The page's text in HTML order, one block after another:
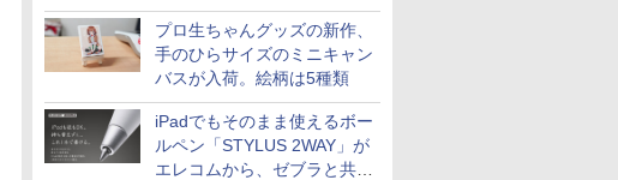
30cm/50cm/1mの3種類
プロ生ちゃんグッズの新作、
手のひらサイズのミニキャン
バスが入荷。絵柄は5種類
iPadでもそのまま使えるボー
ルペン「STYLUS 2WAY」が
エレコムから、ゼブラと共同